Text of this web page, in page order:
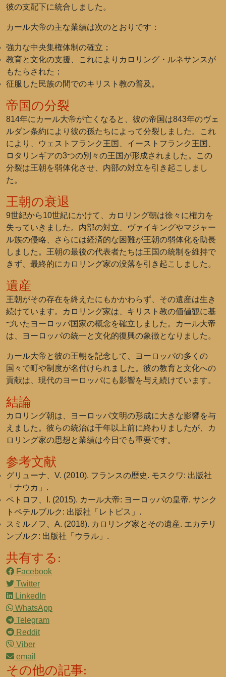
彼の支配下に統合しました。
カール大帝の主な業績は次のとおりです：
強力な中央集権体制の確立；
教育と文化の支援、これによりカロリング・ルネサンスが
もたらされた；
征服した民族の間でのキリスト教の普及。
帝国の分裂
814年にカール大帝が亡くなると、彼の帝国は843年のヴェ
ルダン条約により彼の孫たちによって分裂しました。これ
により、ウェストフランク王国、イーストフランク王国、
ロタリンギアの3つの別々の王国が形成されました。この
分裂は王朝を弱体化させ、内部の対立を引き起こしまし
た。
王朝の衰退
9世紀から10世紀にかけて、カロリング朝は徐々に権力を
失っていきました。内部の対立、ヴァイキングやマジャー
ル族の侵略、さらには経済的な困難が王朝の弱体化を助長
しました。王朝の最後の代表者たちは王国の統制を維持で
きず、最終的にカロリング家の没落を引き起こしました。
遺産
王朝がその存在を終えたにもかかわらず、その遺産は生き
続けています。カロリング家は、キリスト教の価値観に基
づいたヨーロッパ国家の概念を確立しました。カール大帝
は、ヨーロッパの統一と文化的復興の象徴となりました。
カール大帝と彼の王朝を記念して、ヨーロッパの多くの
国々で町や制度が名付けられました。彼の教育と文化への
貢献は、現代のヨーロッパにも影響を与え続けています。
結論
カロリング朝は、ヨーロッパ文明の形成に大きな影響を与
えました。彼らの統治は千年以上前に終わりましたが、カ
ロリング家の思想と業績は今日でも重要です。
参考文献
グリューナ、V. (2010). フランスの歴史. モスクワ: 出版社
「ナウカ」.
ペトロフ、I. (2015). カール大帝: ヨーロッパの皇帝. サンク
トペテルブルク: 出版社「レトピス」.
スミルノフ、A. (2018). カロリング家とその遺産. エカテリ
ンブルク: 出版社「ウラル」.
共有する:
Facebook
Twitter
LinkedIn
WhatsApp
Telegram
Reddit
Viber
email
その他の記事: